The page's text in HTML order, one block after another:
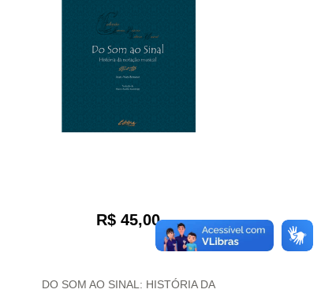
R$ 45,00
DO SOM AO SINAL: HISTÓRIA DA